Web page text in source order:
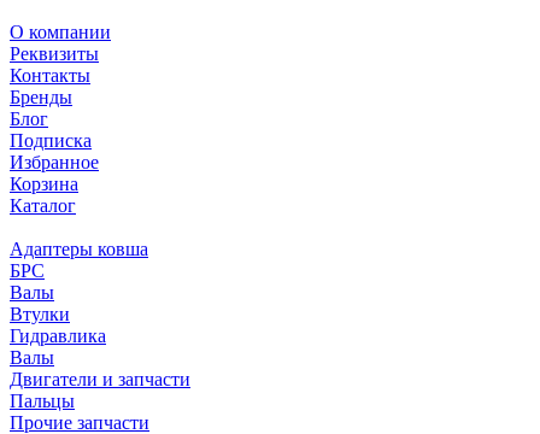
О компании
Реквизиты
Контакты
Бренды
Блог
Подписка
Избранное
Корзина
Каталог
Адаптеры ковша
БРС
Валы
Втулки
Гидравлика
Валы
Двигатели и запчасти
Пальцы
Прочие запчасти